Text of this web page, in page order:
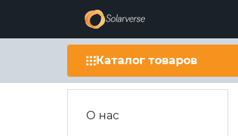
Каталог товаров
О нас